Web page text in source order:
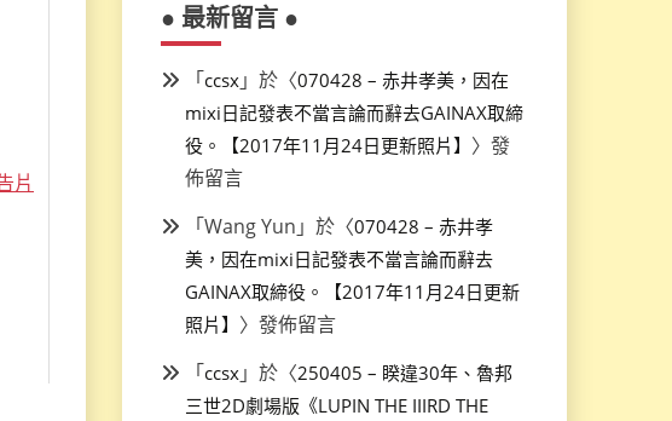
● 最新留言 ●
「ccsx」於〈070428 – 赤井孝美，因在
mixi日記發表不當言論而辭去GAINAX取締
役。【2017年11月24日更新照片】 〉發
佈留言
「Wang Yun 」於〈070428 – 赤井孝
美，因在mixi日記發表不當言論而辭去
GAINAX取締役。【2017年11月24日更新
照片】 〉發佈留言
「ccsx」於〈250405 – 睽違30年、魯邦
三世2D劇場版《LUPIN THE IIIRD THE